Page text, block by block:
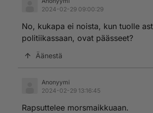
2024-02-29 09:00:29
No, kukapa ei noista, kun tuolle
politiikassaan, ovat päässeet?
Äänestä
Anonyymi
2024-02-29 13:16:45
Rapsuttelee morsmaikkuaan.